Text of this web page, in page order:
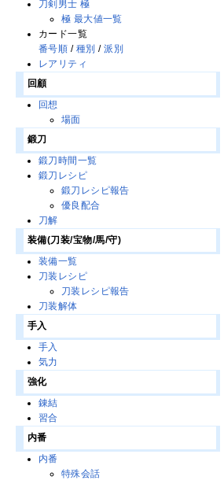
刀剣男士 極
極 最大値一覧
カード一覧
番号順 / 種別 /派別
レアリティ
回顧
回想
場面
鍛刀
鍛刀時間一覧
鍛刀レシピ
鍛刀レシピ報告
優良配合
刀解
装備(刀装/宝物/馬/守)
装備一覧
刀装レシピ
刀装レシピ報告
刀装解体
手入
手入
気力
強化
錬結
習合
内番
内番
特殊会話